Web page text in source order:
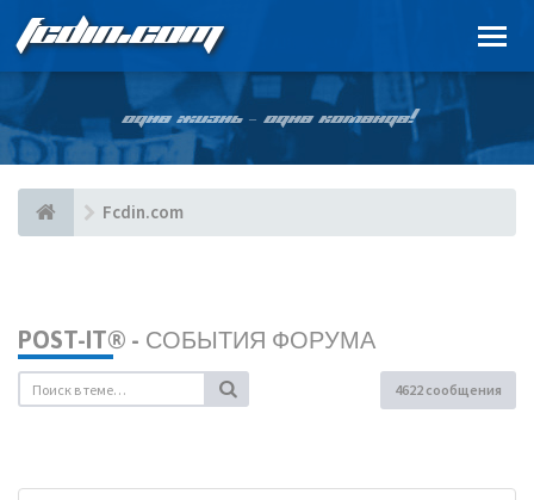
FCDIN.COM
ОДНА ЖИЗНЬ – ОДНА КОМАНДА!
Fcdin.com
POST-IT® - СОБЫТИЯ ФОРУМА
4622 сообщения